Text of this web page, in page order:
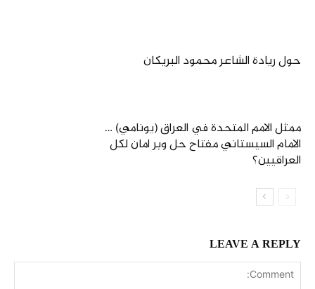
حول ريادة الشاعر محمود البريكان
ممثل الامم المتحدة في العراق (يونامي) …
الامام السيستاني مفتاح حل وبر امان لكل
العراقيين؟
LEAVE A REPLY